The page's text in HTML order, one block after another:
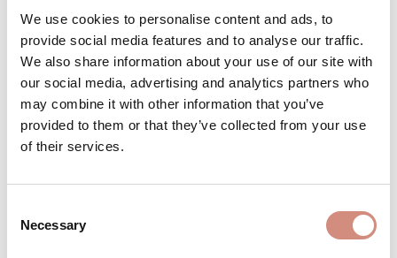
We use cookies to personalise content and ads, to
provide social media features and to analyse our traffic.
We also share information about your use of our site with
our social media, advertising and analytics partners who
may combine it with other information that you’ve
provided to them or that they’ve collected from your use
of their services.
Selection
Necessary
Produkt Anzahl: Gib den
Stk IN DEN WARENKORB
Produktnummer:Wsoft-ci-xl-br
Für deinen Babybauch, zum Babytragen